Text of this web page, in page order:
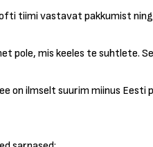
tiimi vastavat pakkumist
pole, mis keeles te suhtlete.
on ilmselt suurim miinus